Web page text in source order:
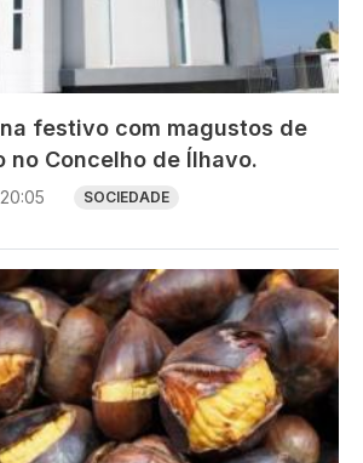
festivo com magustos de
no Concelho de Ílhavo.
20:05 SOCIEDADE